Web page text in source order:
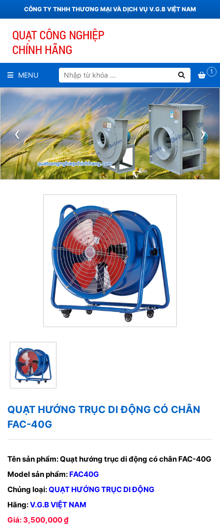
CÔNG TY TNHH THƯƠNG MẠI VÀ DỊCH VỤ V.G.B VIỆT NAM
MENU 1
‹ ›
QUẠT HƯỚNG TRỤC DI ĐỘNG CÓ CHÂN
FAC-40G
Tên sản phẩm:Quạt hướng trục di động có chân FAC-40G
Model sản phẩm: FAC40G
Chủng loại:QUẠT HƯỚNG TRỤC DI ĐỘNG
Hãng:V.G.B VIỆT NAM
Giá: 3,500,000 ₫